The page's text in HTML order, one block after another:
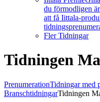
du förmodligen
att få Iittala-
Fler Tidningar
Tidningen
PrenumerationTidningar med
BranschtidningarTidningen